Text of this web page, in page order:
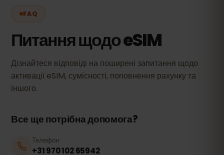
FAQ
Питання щодо eSIM
Дізнайтеся відповіді на поширені запитання щодо
активації eSIM, сумісності, поповнення рахунку та
іншого.
Все ще потрібна допомога?
Телефон
+31 970 102 65942